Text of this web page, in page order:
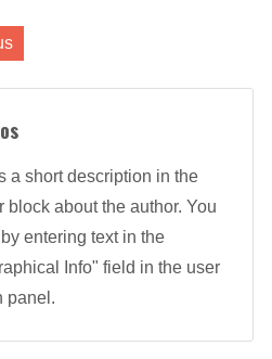
a short description in the
block about the author. You
entering text in the
Info" field in the user
panel.